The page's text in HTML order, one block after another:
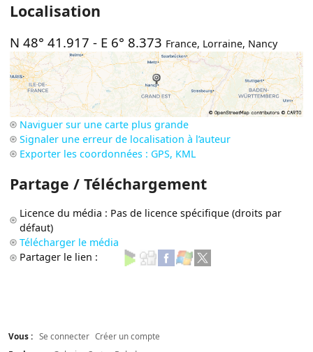
Localisation
N 48° 41.917 - E 6° 8.373 France, Lorraine, Nancy
Naviguer sur une carte plus grande
Signaler une erreur de localisation à l’auteur
Exporter les coordonnées : GPS, KML
Partage / Téléchargement
Licence du média : Pas de licence spécifique (droits par
défaut)
Télécharger le média
Partager le lien :
Vous : Se connecter Créer un compte